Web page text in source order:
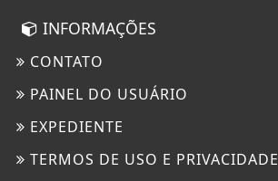
INFORMAÇÕES
CONTATO
PAINEL DO USUÁRIO
EXPEDIENTE
TERMOS DE USO E PRIVACIDADE